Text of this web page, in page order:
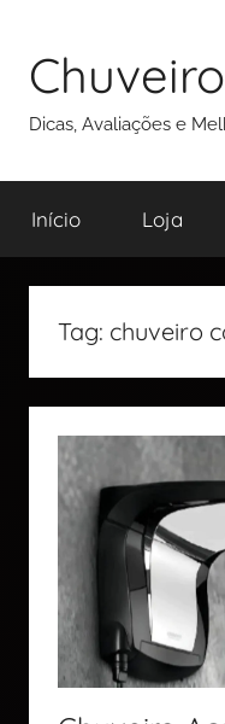
Dicas, Avaliações e
Início Loja
Tag: chuveiro